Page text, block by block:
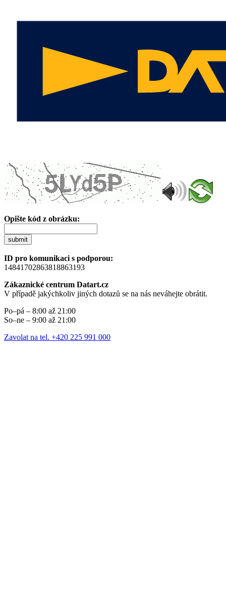
Opište kód z obrázku:
submit
ID pro komunikaci s podporou:
14841702863818863193
Zákaznické centrum Datart.cz
V případě jakýchkoliv jiných dotazů se na nás neváhejte obrátit.
Po–pá – 8:00 až 21:00
So–ne – 9:00 až 21:00
Zavolat na tel. +420 225 991 000